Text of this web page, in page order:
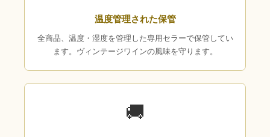
温度管理された保管
全商品、温度・湿度を管理した専用セラーで保管してい
ます。ヴィンテージワインの風味を守ります。
🚚